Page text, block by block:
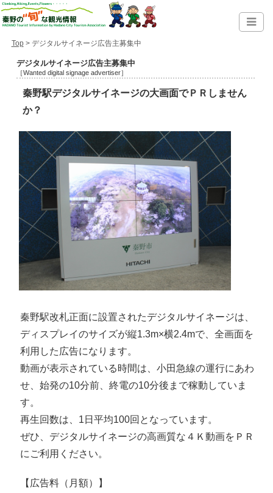
Top> デジタルサイネージ広告主募集中
デジタルサイネージ広告主募集中
［Wanted digital signage advertiser］
秦野駅デジタルサイネージの大画面でＰＲしません
か？
秦野駅改札正面に設置されたデジタルサイネージは、
ディスプレイのサイズが縦1.3m×横2.4mで、全画面を
利用した広告になります。
動画が表示されている時間は、小田急線の運行にあわ
せ、始発の10分前、終電の10分後まで稼動していま
す。
再生回数は、1日平均100回となっています。
ぜひ、デジタルサイネージの高画質な４Ｋ動画をＰＲ
にご利用ください。
【広告料（月額）】